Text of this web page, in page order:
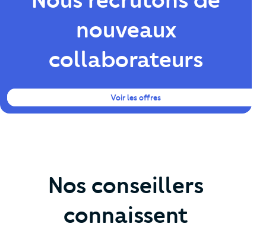
nouveaux
collaborateurs
Voir les offres
Nos conseillers
connaissent